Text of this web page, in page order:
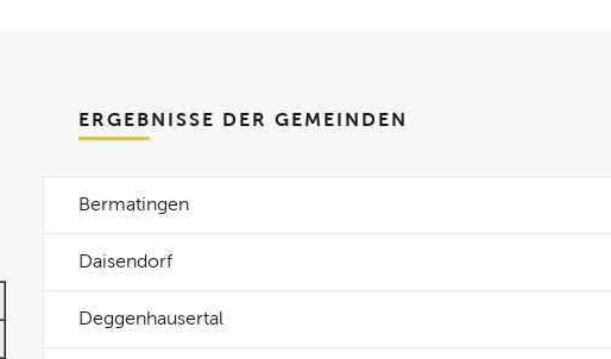
ERGEBNISSE DER GEMEINDEN
Bermatingen
Daisendorf
Deggenhausertal